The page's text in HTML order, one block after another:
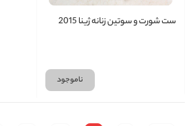
ست شورت و سوتین زنانه ژینا 2015
ناموجود